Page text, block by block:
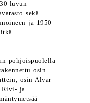
luvun
sekä
ja 1950-
pohjoispuolella
osin
osin Alvar
Rivi- ja